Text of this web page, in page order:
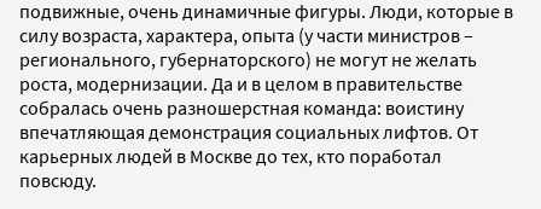
подвижные, очень динамичные фигуры. Люди, которые в
силу возраста, характера, опыта (у части министров –
регионального, губернаторского) не могут не желать
роста, модернизации. Да и в целом в правительстве
собралась очень разношерстная команда: воистину
впечатляющая демонстрация социальных лифтов. От
карьерных людей в Москве до тех, кто поработал
повсюду.